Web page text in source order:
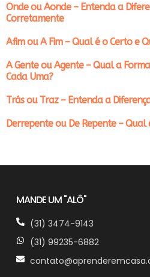
Onde ou Aonde – Entenda a
Corretamente
Afim ou A Fim – Qual é o Certo e
A Gente ou Agente – Qual a
Cada Uma?
Trás ou Traz – Entenda a
Derrepente ou De Repente – Qual
MANDE UM "ALÔ"
(31) 3474-9143
(31) 99235-6882